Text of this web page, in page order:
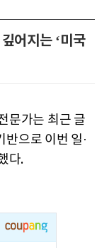
어지는 ‘미국
문가는 최근 글
으로 이번 일·
다.